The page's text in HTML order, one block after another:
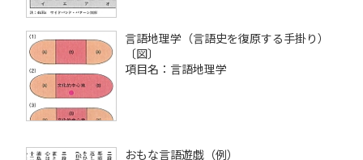
言語地理学（言語史を復原する手掛り）
〔図〕
項目名：言語地理学
おもな言語遊戯（例）